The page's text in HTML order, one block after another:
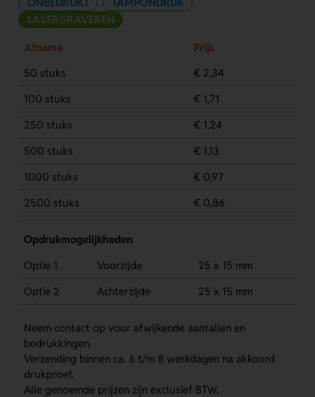
LASERGRAVEREN
Afname
Prijs
50 stuks
€ 2,34
100 stuks
€ 1,71
250 stuks
€ 1,24
500 stuks
€ 1,13
1000 stuks
€ 0,97
2500 stuks
€ 0,86
Opdrukmogelijkheden
Optie 1
Voorzijde
25 x 15 mm
Optie 2
Achterzijde 25 x 15 mm
Neem contact op voor afwijkende aantallen en
bedrukkingen.
Verzending binnen ca. 6 t/m 8 werkdagen na akkoord
drukproef.
Alle genoemde prijzen zijn exclusief BTW.